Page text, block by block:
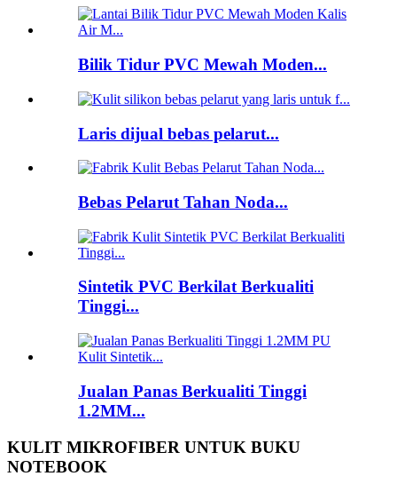
Bilik Tidur PVC Mewah Moden...
Laris dijual bebas pelarut...
Bebas Pelarut Tahan Noda...
Sintetik PVC Berkilat Berkualiti
Tinggi...
Jualan Panas Berkualiti Tinggi
1.2MM...
KULIT MIKROFIBER UNTUK BUKU
NOTEBOOK